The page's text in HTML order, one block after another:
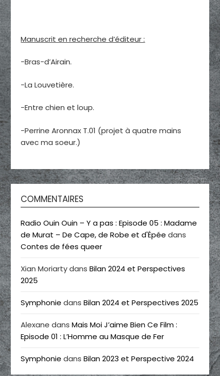
Manuscrit en recherche d’éditeur :
-Bras-d’Airain.
-La Louvetière.
-Entre chien et loup.
-Perrine Aronnax T.01 (projet à quatre mains
avec ma soeur.)
COMMENTAIRES
Radio Ouin Ouin – Y a pas : Episode 05 : Madame
de Murat – De Cape, de Robe et d'Épée dans
Contes de fées queer
Xian MoriartydansBilan 2024 et Perspectives
2025
Symphonie dansBilan 2024 et Perspectives 2025
Alexane dansMais Moi J’aime Bien Ce Film :
Episode 01 : L’Homme au Masque de Fer
Symphonie dansBilan 2023 et Perspective 2024